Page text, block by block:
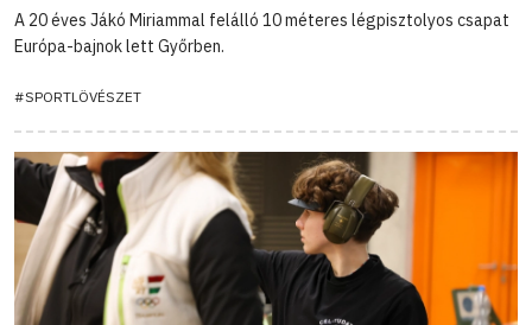
A 20 éves Jákó Miriammal felálló 10 méteres légpisztolyos csapat
Európa-bajnok lett Győrben.
#SPORTLÖVÉSZET